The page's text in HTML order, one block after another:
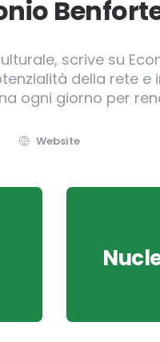
scrive su
della rete e
ogni giorno per
Website